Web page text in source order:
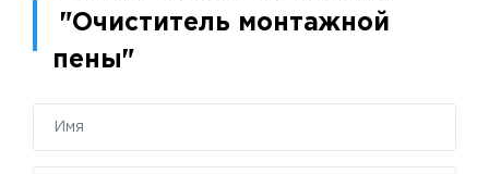
"Очиститель монтажной
пены"